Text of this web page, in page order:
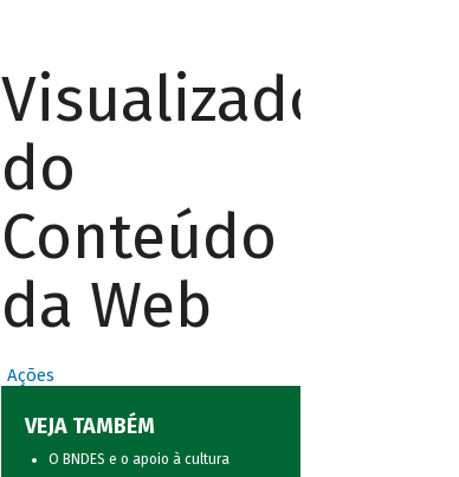
Visualizador
do
Conteúdo
da Web
Ações
VEJA TAMBÉM
O BNDES e o apoio à cultura